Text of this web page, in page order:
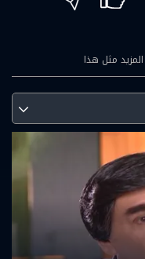
المزيد مثل هذا